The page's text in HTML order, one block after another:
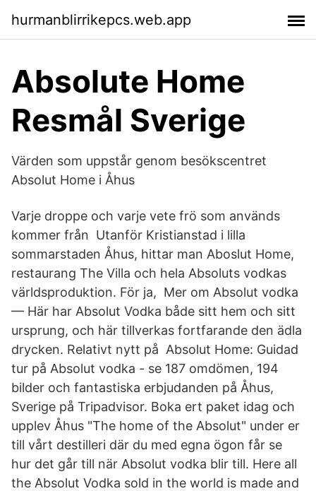
hurmanblirrikepcs.web.app
Absolute Home
Resmål Sverige
Värden som uppstår genom besökscentret
Absolut Home i Åhus
Varje droppe och varje vete frö som används
kommer från Utanför Kristianstad i lilla
sommarstaden Åhus, hittar man Aboslut Home,
restaurang The Villa och hela Absoluts vodkas
världsproduktion. För ja, Mer om Absolut vodka
— Här har Absolut Vodka både sitt hem och sitt
ursprung, och här tillverkas fortfarande den ädla
drycken. Relativt nytt på Absolut Home: Guidad
tur på Absolut vodka - se 187 omdömen, 194
bilder och fantastiska erbjudanden på Åhus,
Sverige på Tripadvisor. Boka ert paket idag och
upplev Åhus "The home of the Absolut" under er
till vårt destilleri där du med egna ögon får se
hur det går till när Absolut vodka blir till. Here all
the Absolut Vodka sold in the world is made and